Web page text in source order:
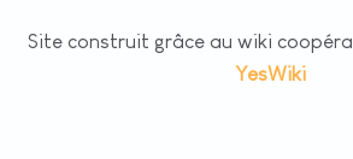
Site construit grâce au wiki
YesWiki